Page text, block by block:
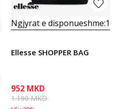
Ngjyrat e disponueshme:1
Ellesse SHOPPER BAG
952 MKD
1.190MKD